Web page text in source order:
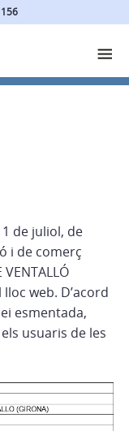
de juliol, de
i de comerç
VENTALLÓ
web. D’acord
esmentada,
els usuaris de les